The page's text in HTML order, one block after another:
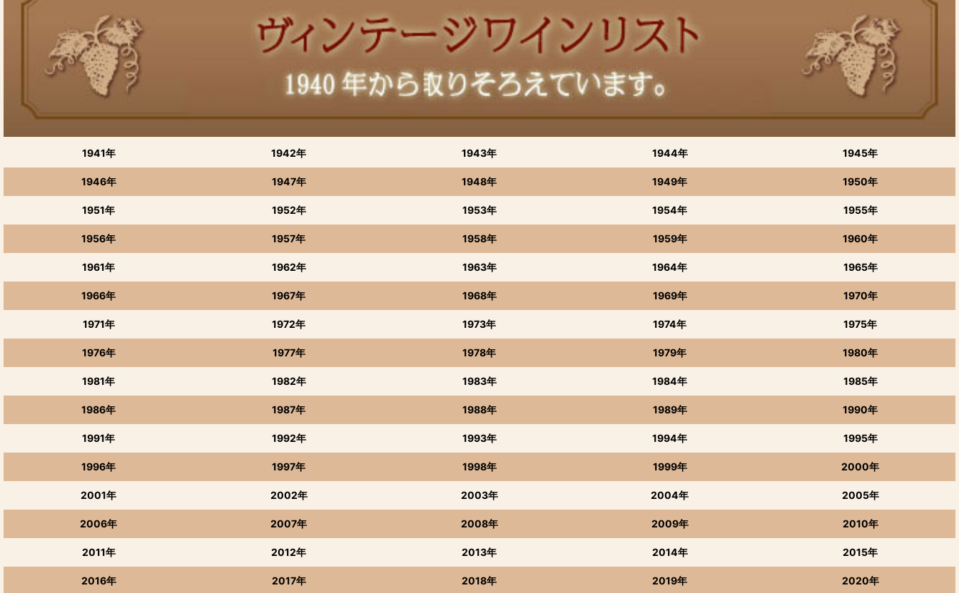
1941年 1942年 1943年 1944年 1945年
1946年 1947年 1948年 1949年 1950年
1951年 1952年 1953年 1954年 1955年
1956年 1957年 1958年 1959年 1960年
1961年 1962年 1963年 1964年 1965年
1966年 1967年 1968年 1969年 1970年
1971年 1972年 1973年 1974年 1975年
1976年 1977年 1978年 1979年 1980年
1981年 1982年 1983年 1984年 1985年
1986年 1987年 1988年 1989年 1990年
1991年 1992年 1993年 1994年 1995年
1996年 1997年 1998年 1999年 2000年
2001年 2002年 2003年 2004年 2005年
2006年 2007年 2008年 2009年 2010年
2011年 2012年 2013年 2014年 2015年
2016年 2017年 2018年 2019年 2020年